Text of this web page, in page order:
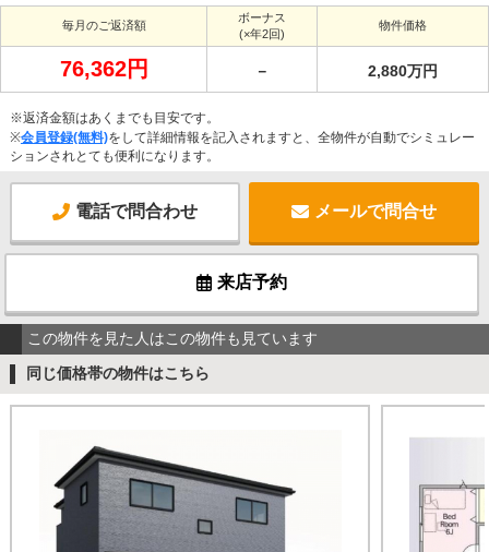
毎月のご返済額
ボーナス
(×年2回)
物件価格
76,362円 － 2,880万円
※返済金額はあくまでも目安です。
※会員登録(無料)をして詳細情報を記入されますと、全物件が自動でシミュレー
ションされとても便利になります。
電話で問合わせ メールで問合せ
来店予約
この物件を見た人はこの物件も見ています
同じ価格帯の物件はこちら